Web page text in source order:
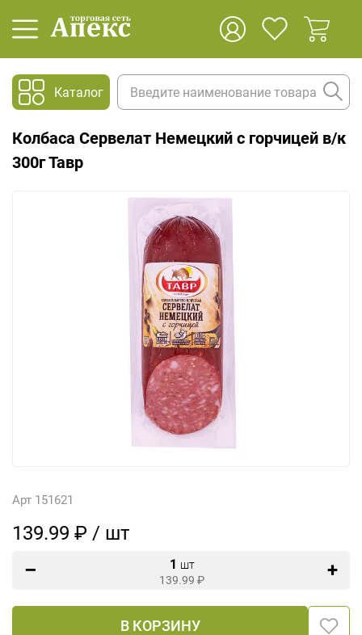
Каталог
Колбаса Сервелат Немецкий с горчицей в/к
300г Тавр
Арт 151621
139.99 ₽ / шт
1 шт
139.99 ₽
В КОРЗИНУ